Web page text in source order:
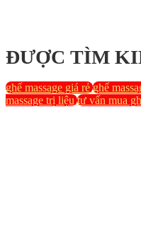
ĐƯỢC TÌM
ghế massage giá rẻ ghế
massage trị liệu tư vấn mua